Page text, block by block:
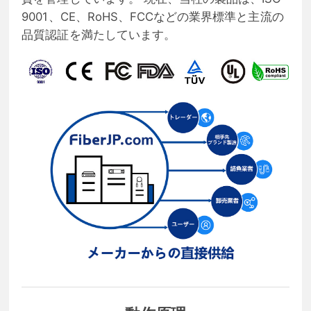
9001、CE、RoHS、FCCなどの業界標準と主流の
品質認証を満たしています。